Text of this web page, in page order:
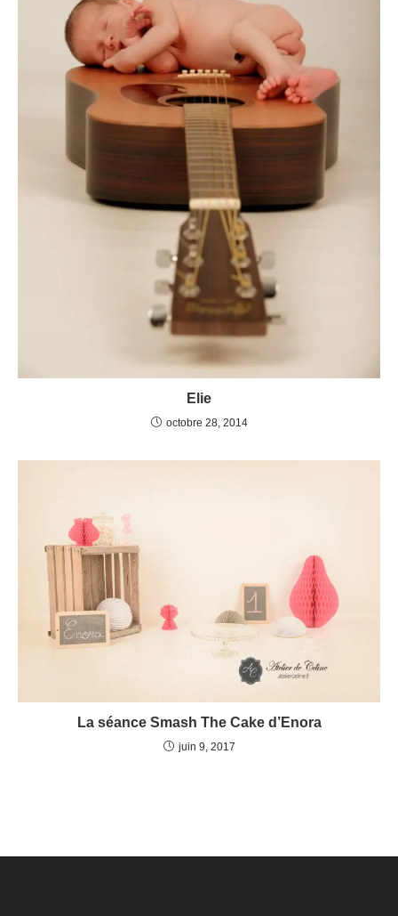
Elie
octobre 28, 2014
La séance Smash The Cake d’Enora
juin 9, 2017